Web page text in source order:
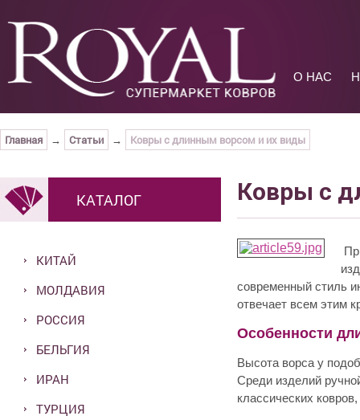
О НАС
Главная → Статьи → Ковры с длинным ворсом и их виды
КАТАЛОГ
КИТАЙ
МОЛДАВИЯ
РОССИЯ
БЕЛЬГИЯ
ИРАН
ТУРЦИЯ
Ковры с
современный стиль
отвечает всем этим
Особенности
Высота ворса у
Среди изделий
классических